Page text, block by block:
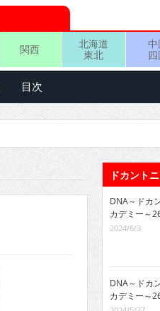
関西
北海道
東北
中
目次
ドカント
DNA～ドカ
カデミー～
2024/6/3
DNA～ドカ
カデミー～